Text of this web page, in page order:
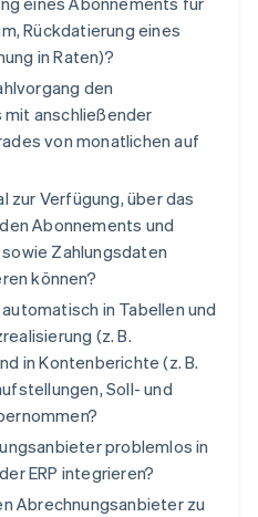
Rückdatierung eines
in Raten)?
den
anschließender
von monatlichen auf
zur Verfügung, über das
Abonnements und
Zahlungsdaten
können?
in Tabellen und
(z. B.
in Kontenberichte (z. B.
Soll- und
problemlos in
ERP integrieren?
Abrechnungsanbieter zu